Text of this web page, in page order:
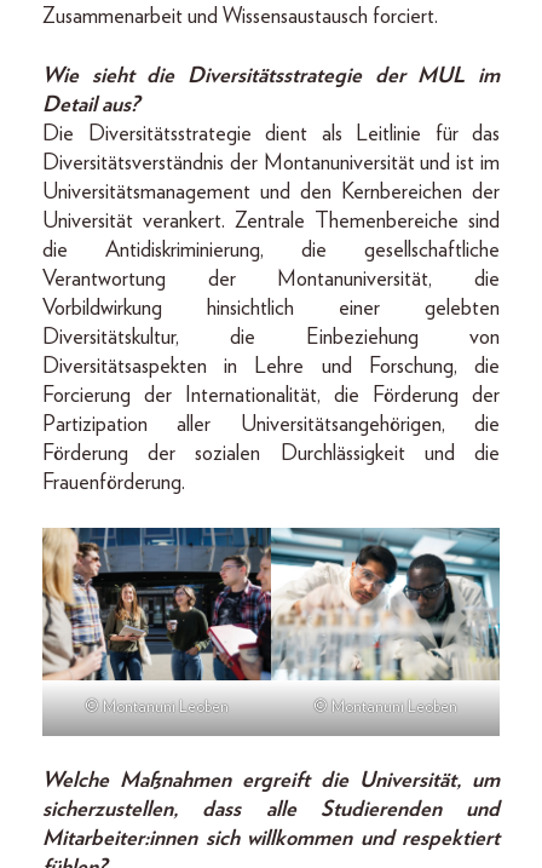
Zusammenarbeit und Wissensaustausch forciert.
Wie sieht die Diversitätsstrategie der MUL im
Detail aus?
Die Diversitätsstrategie dient als Leitlinie für das
Diversitätsverständnis der Montanuniversität und ist im
Universitätsmanagement und den Kernbereichen der
Universität verankert. Zentrale Themenbereiche sind
die Anti­diskriminierung, die gesellschaftliche
Verantwortung der Montanuniversität, die
Vorbildwirkung hinsichtlich einer gelebten
Diversitätskultur, die Einbeziehung von
Diversitätsaspekten in Lehre und Forschung, die
Forcierung der Internationalität, die Förderung der
Partizipation aller Universitätsangehörigen, die
Förderung der sozialen Durchlässigkeit und die
Frauenförderung.
© Montanuni Leoben © Montanuni Leoben
Welche Maßnahmen ergreift die Universität, um
sicherzustellen, dass alle Studierenden und
Mitarbeiter:innen sich willkommen und respektiert